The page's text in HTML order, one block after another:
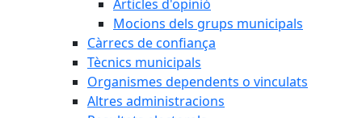
Articles d'opinió
Mocions dels grups municipals
Càrrecs de confiança
Tècnics municipals
Organismes dependents o vinculats
Altres administracions